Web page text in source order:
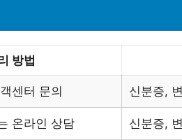
방법
센터 문의 신분증,
온라인 상담 신분증,